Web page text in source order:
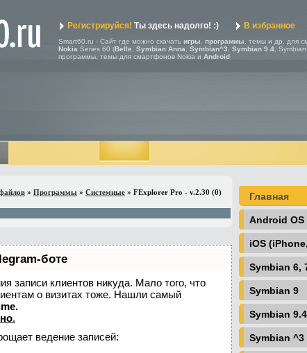
Регистрируйся! Ты здесь надолго! :) В избранное
Smart60.ru - Сайт где можно скачать игры программы , темы и др. для
Nokia Series 60 (Belle Symbian Anna Symbian^3 Symbian 9.4 ,
программы, темы для смартфонов Nokia и Android
» Программы » Системные » FExplorer Pro - v.2.30 (0)
боте
записи клиентов никуда. Мало того, что
о визитах тоже. Нашли самый
.
ведение записей:
Главная
Android OS
iOS
Symbian 6,
Symbian 9
Symbian 9.4
Symbian ^3